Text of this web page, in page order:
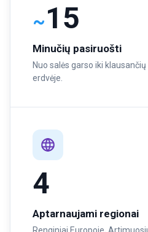
~15
Minučių pasiruošti
Nuo salės garso iki
erdvėje.
4
Aptarnaujami regionai